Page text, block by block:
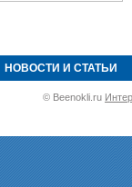
НОВОСТИ И СТАТЬИ
© Beenokli.ru